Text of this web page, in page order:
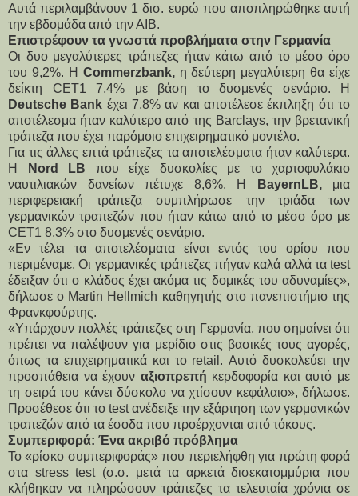
Αυτά περιλαμβάνουν 1 δισ. ευρώ που αποπληρώθηκε αυτή
την εβδομάδα από την ΑΙΒ.
Επιστρέφουν τα γνωστά προβλήματα στην Γερμανία
Οι δυο μεγαλύτερες τράπεζες ήταν κάτω από το μέσο όρο
του 9,2%. Η Commerzbank,η δεύτερη μεγαλύτερη θα είχε
δείκτη CET1 7,4% με βάση το δυσμενές σενάριο. Η
Deutsche Bank έχει 7,8% αν και αποτέλεσε έκπληξη ότι το
αποτέλεσμα ήταν καλύτερο από της Barclays, την βρετανική
τράπεζα που έχει παρόμοιο επιχειρηματικό μοντέλο.
Για τις άλλες επτά τράπεζες τα αποτελέσματα ήταν καλύτερα.
Η
Nord LB που είχε δυσκολίες με το χαρτοφυλάκιο
ναυτιλιακών δανείων πέτυχε 8,6%. Η
BayernLB,μια
περιφερειακή τράπεζα συμπλήρωσε την τριάδα των
γερμανικών τραπεζών που ήταν κάτω από το μέσο όρο με
CET1 8,3% στο δυσμενές σενάριο.
«Εν τέλει τα αποτελέσματα είναι εντός του ορίου που
περιμέναμε. Οι γερμανικές τράπεζες πήγαν καλά αλλά τα test
έδειξαν ότι ο κλάδος έχει ακόμα τις δομικές του αδυναμίες»,
δήλωσε ο Martin Hellmich καθηγητής στο πανεπιστήμιο της
Φρανκφούρτης.
«Υπάρχουν πολλές τράπεζες στη Γερμανία, που σημαίνει ότι
πρέπει να παλέψουν για μερίδιο στις βασικές τους αγορές,
όπως τα επιχειρηματικά και το retail. Αυτό δυσκολεύει την
προσπάθεια να έχουν αξιοπρεπή κερδοφορία και αυτό με
τη σειρά του κάνει δύσκολο να χτίσουν κεφάλαιο», δήλωσε.
Προσέθεσε ότι το test ανέδειξε την εξάρτηση των γερμανικών
τραπεζών από τα έσοδα που προέρχονται από τόκους.
Συμπεριφορά: Ένα ακριβό πρόβλημα
Το «ρίσκο συμπεριφοράς» που περιελήφθη για πρώτη φορά
στα stress test (σ.σ. μετά τα αρκετά δισεκατομμύρια που
κλήθηκαν να πληρώσουν τράπεζες τα τελευταία χρόνια σε